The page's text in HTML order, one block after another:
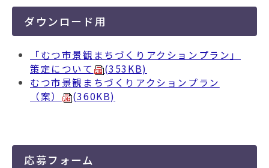
ダウンロード用
「むつ市景観まちづくりアクションプラン」
策定について
(353KB)
むつ市景観まちづくりアクションプラン
（案）
(360KB)
応募フォーム